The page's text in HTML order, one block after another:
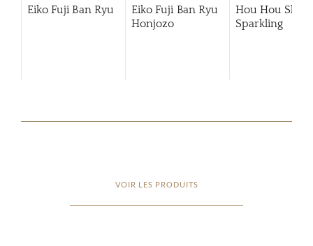
Eiko Fuji Ban Ryu
Eiko Fuji Ban Ryu
Honjozo
Hou Hou Shu
Sparkling
VOIR LES PRODUITS